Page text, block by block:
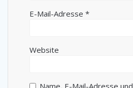
E-Mail-Adresse *
Website